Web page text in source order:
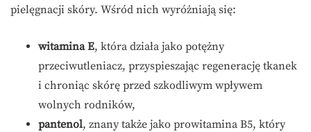
pielęgnacji skóry. Wśród nich wyróżniają się:
witamina E, która działa jako potężny
przeciwutleniacz, przyspieszając regenerację tkanek
i chroniąc skórę przed szkodliwym wpływem
wolnych rodników,
pantenol, znany także jako prowitamina B5, który